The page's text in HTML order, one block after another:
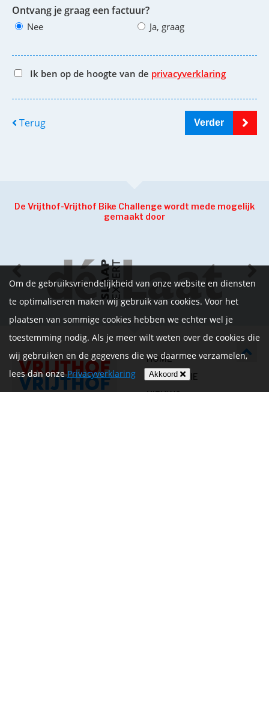
Ontvang je graag een factuur?
Nee Ja, graag
Ik ben op de hoogte van de privacyverklaring
Terug Verder
De Vrijthof-Vrijthof Bike Challenge wordt mede mogelijk
gemaakt door
HOME
INFORMATIE
NIEUWS
Om de gebruiksvriendelijkheid van onze website en diensten
te optimaliseren maken wij gebruik van cookies. Voor het
plaatsen van sommige cookies hebben we echter wel je
toestemming nodig. Als je meer wilt weten over de cookies die
wij gebruiken en de gegevens die we daarmee verzamelen,
lees dan onzePrivacyverklaring Akkoord